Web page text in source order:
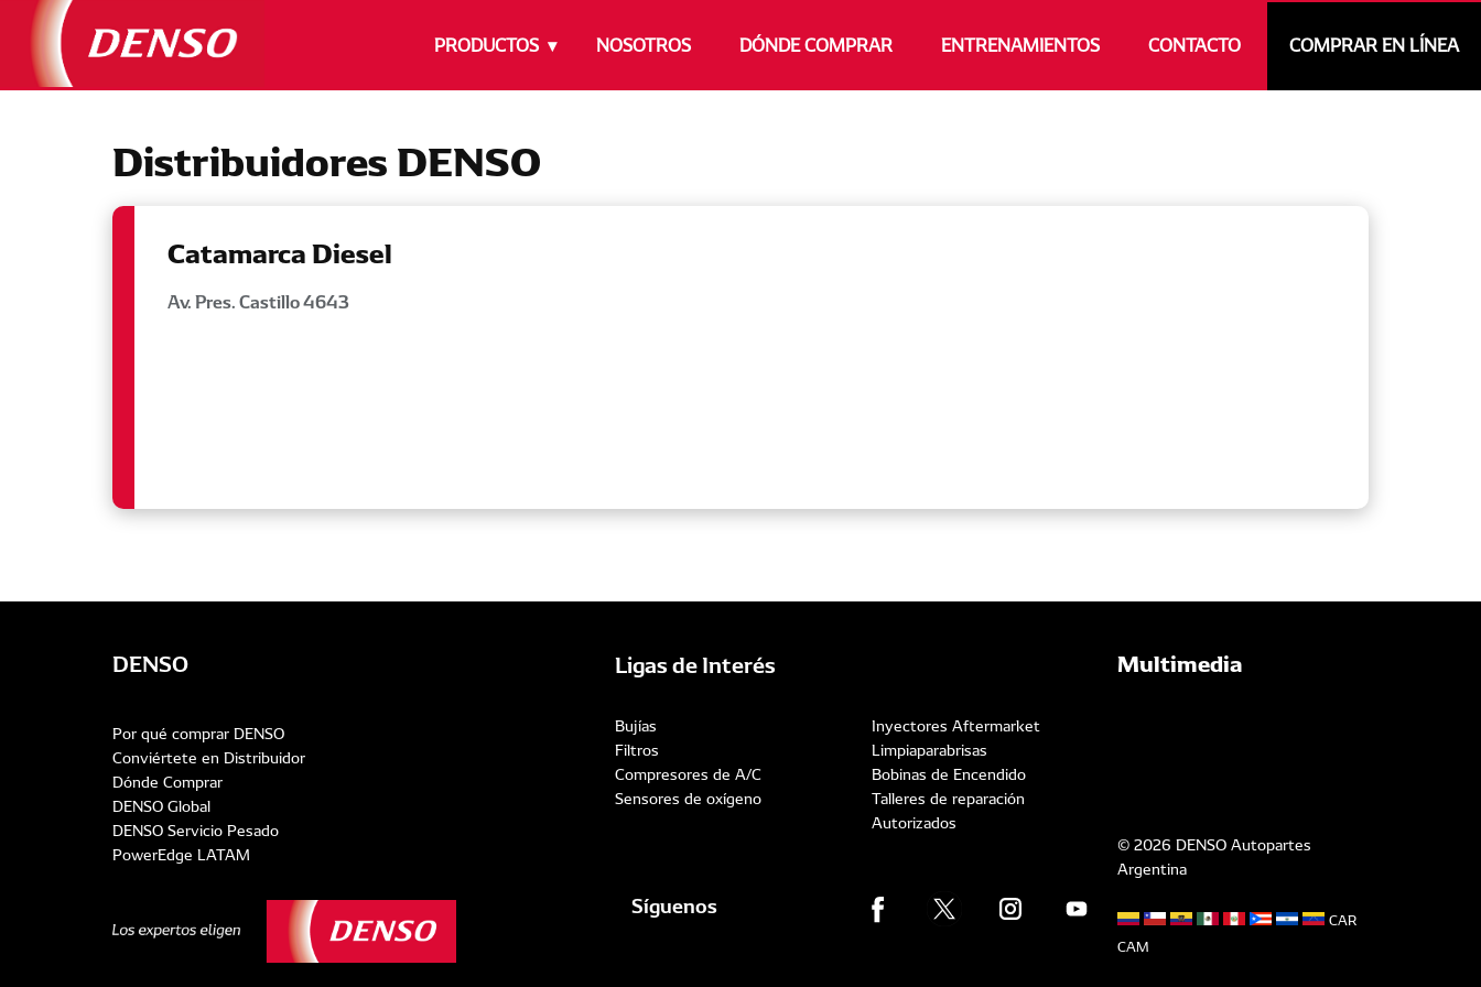
PRODUCTOS NOSOTROS DÓNDE COMPRAR ENTRENAMIENTOS CONTACTO COMPRAR EN LÍNEA
Distribuidores DENSO
Catamarca Diesel
Av. Pres. Castillo 4643
DENSO
Por qué comprar DENSO
Conviértete en Distribuidor
Dónde Comprar
DENSO Global
DENSO Servicio Pesado
PowerEdge LATAM
Ligas de Interés
Bujías
Filtros
Compresores de A/C
Sensores de oxígeno
Inyectores Aftermarket
Limpiaparabrisas
Bobinas de Encendido
Talleres de reparación
Autorizados
Síguenos
Multimedia
© 2026 DENSO Autopartes
Argentina
CAR
CAM